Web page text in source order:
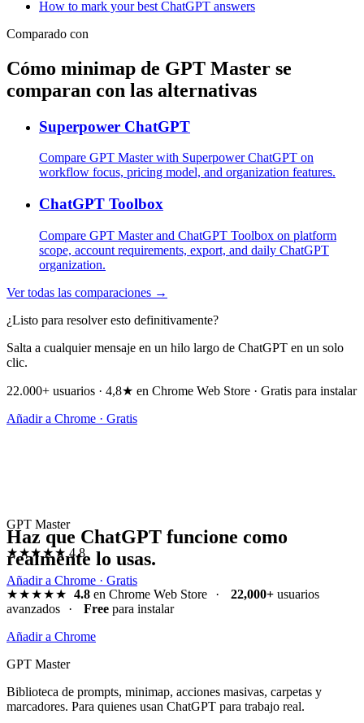
How to mark your best ChatGPT answers
Comparado con
Cómo minimap de GPT Master se
comparan con las alternativas
Superpower ChatGPT
Compare GPT Master with Superpower ChatGPT on
workflow focus, pricing model, and organization features.
ChatGPT Toolbox
Compare GPT Master and ChatGPT Toolbox on platform
scope, account requirements, export, and daily ChatGPT
organization.
Ver todas las comparaciones →
¿Listo para resolver esto definitivamente?
Salta a cualquier mensaje en un hilo largo de ChatGPT en un solo
clic.
22.000+ usuarios · 4,8★ en Chrome Web Store · Gratis para instalar
Añadir a Chrome · Gratis
GPT Master
★★★★★ 4.8
Añadir a Chrome · Gratis
Haz que ChatGPT funcione como
realmente lo usas.
★★★★★ 4.8en Chrome Web Store · 22,000+usuarios
avanzados
· Free para instalar
Añadir a Chrome
GPT Master
Biblioteca de prompts, minimap, acciones masivas, carpetas y
marcadores. Para quienes usan ChatGPT para trabajo real.